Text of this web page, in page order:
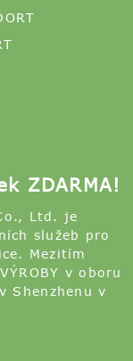
ZDARMA!
Ltd. je
služeb pro
Mezitím
v oboru
Shenzhenu v